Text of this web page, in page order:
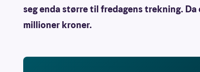
seg enda større til fredagens trekning.
millioner kroner.